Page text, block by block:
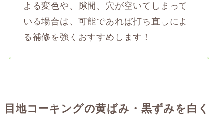
よる変色や、隙間、穴が空いてしまって
いる場合は、可能であれば打ち直しによ
る補修を強くおすすめします！
目地コーキングの黄ばみ・黒ずみを白く